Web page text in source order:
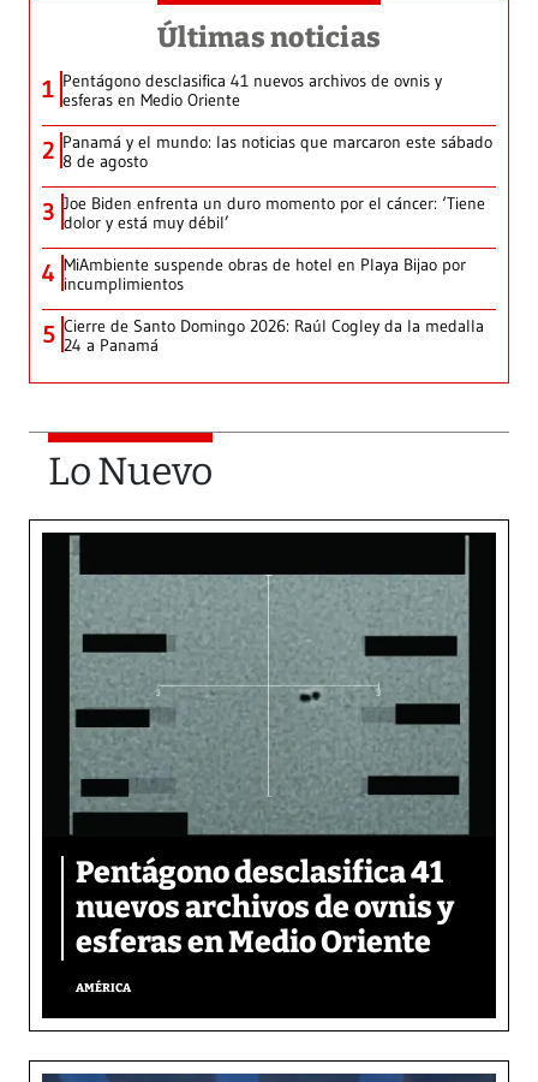
Últimas noticias
1 Pentágono desclasifica 41 nuevos archivos de ovnis y
esferas en Medio Oriente
2 Panamá y el mundo: las noticias que marcaron este sábado
8 de agosto
3 Joe Biden enfrenta un duro momento por el cáncer: ‘Tiene
dolor y está muy débil’
4 MiAmbiente suspende obras de hotel en Playa Bijao por
incumplimientos
5 Cierre de Santo Domingo 2026: Raúl Cogley da la medalla
24 a Panamá
Lo Nuevo
Pentágono desclasifica 41
nuevos archivos de ovnis y
esferas en Medio Oriente
AMÉRICA